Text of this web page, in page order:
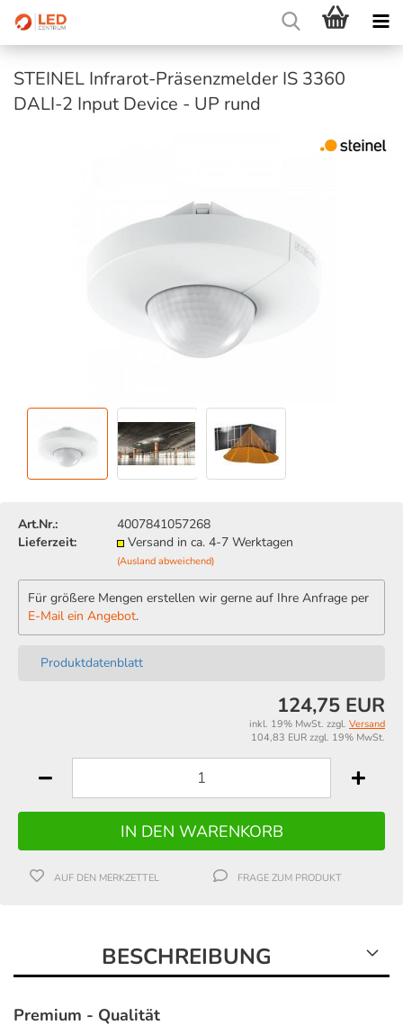
STEINEL Infrarot-Präsenzmelder IS 3360
DALI-2 Input Device - UP rund
Art.Nr.:
4007841057268
Lieferzeit:
Versand in ca. 4-7 Werktagen
(Ausland abweichend)
Für größere Mengen erstellen wir gerne auf Ihre Anfrage per
E-Mail ein Angebot.
Produktdatenblatt
124,75 EUR
inkl. 19% MwSt. zzgl. Versand
104,83 EUR zzgl. 19% MwSt.
AUF DEN MERKZETTEL FRAGE ZUM PRODUKT
BESCHREIBUNG
Premium - Qualität